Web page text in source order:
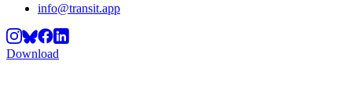
info@transit.app
Download